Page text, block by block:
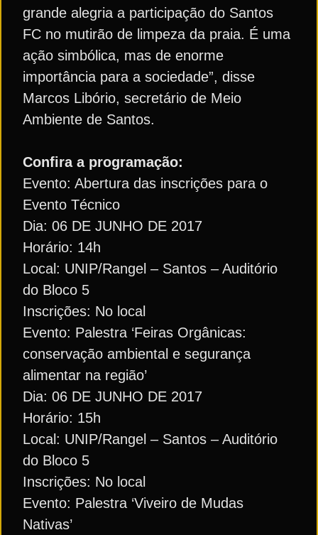
grande alegria a participação do Santos
FC no mutirão de limpeza da praia. É uma
ação simbólica, mas de enorme
importância para a sociedade”, disse
Marcos Libório, secretário de Meio
Ambiente de Santos.
Confira a programação:
Evento: Abertura das inscrições para o
Evento Técnico
Dia: 06 DE JUNHO DE 2017
Horário: 14h
Local: UNIP/Rangel – Santos – Auditório
do Bloco 5
Inscrições: No local
Evento: Palestra ‘Feiras Orgânicas:
conservação ambiental e segurança
alimentar na região’
Dia: 06 DE JUNHO DE 2017
Horário: 15h
Local: UNIP/Rangel – Santos – Auditório
do Bloco 5
Inscrições: No local
Evento: Palestra ‘Viveiro de Mudas
Nativas’